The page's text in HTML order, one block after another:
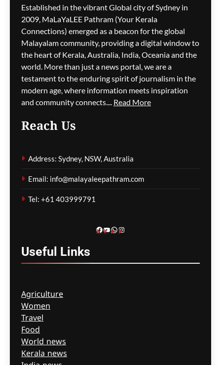
M5 മോട്ടോർവേയിൽ
മാലിന്യ ട്രക്കിന് തീപിടിച്ചു;
കിലോമീറ്ററുകളോളം
ഗതാഗതക്കുരുക്ക്, മലയാളി
യാത്രികരെയും ബാധിച്ചു
ഗീത ദാസ്‌ 6 hours ago
നടപടിക്രമങ്ങൾ
Established in the vibrant Global city of Sydney in
2009, MaLaYaLEE Pathram (Your Kerala
Connections) emerged as a beacon for the global
Malayalam community, providing a digital window to
the heart of Kerala, Australia, India, Oceania and the
world. More than just a news portal, we are a
testament to the enduring spirit of journalism in the
modern age, where information meets inspiration
and community connects.... Read More
Reach Us
Address: Sydney, NSW, Australia
Email: info@malayaleepathram.com
Tel: +61 403999791
Facebook
YouTube
WhatsApp
Instagram
Useful Links
Agriculture
Women
Travel
Food
World news
Kerala news